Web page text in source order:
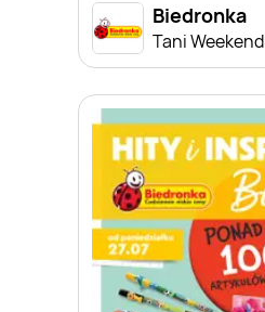
Biedronka
Tani Weekend